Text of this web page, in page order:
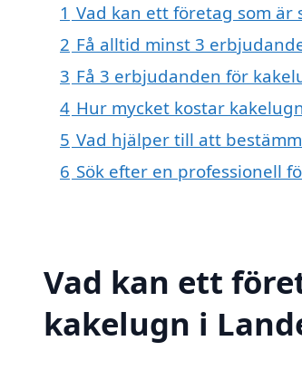
1 Vad kan ett företag som
2 Få alltid minst 3
3 Få 3 erbjudanden för
4 Hur mycket kostar
5 Vad hjälper till att
6 Sök efter en professionell
Vad kan ett
kakelugn i